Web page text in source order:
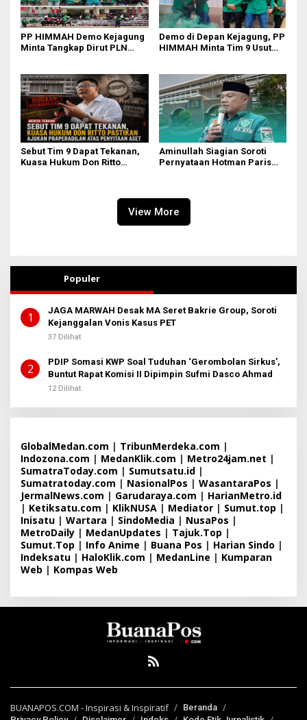
PP HIMMAH Demo Kejagung
Minta Tangkap Dirut PLN
Demo di Depan Kejagung, PP
HIMMAH Minta Tim 9 Usut
Sebut Tim 9 Dapat Tekanan,
Kuasa Hukum Don Ritto
Aminullah Siagian Soroti
Pernyataan Hotman Paris
View More
Populer
1
JAGA MARWAH Desak MA Seret Bakrie Group, Soroti
Kejanggalan Vonis Kasus PET
37 Dilihat
2
PDIP Somasi KWP Soal Tuduhan ‘Gerombolan Sirkus’,
Buntut Rapat Komisi II Dipimpin Sufmi Dasco Ahmad
12 Dilihat
GlobalMedan.com | TribunMerdeka.com |
Indozona.com | MedanKlik.com | Metro24jam.net |
SumatraToday.com | Sumutsatu.id |
Sumatratoday.com | NasionalPos | WasantaraPos |
JermalNews.com | Garudaraya.com | HarianMetro.id
| Ketiksatu.com | KlikNUSA | Mediator | Sumut.top |
Inisatu | Wartara | SindoMedia | NusaPos |
MetroDaily | MedanUpdates | Tajuk.Top |
Sumut.Top | Info Anime | Buana Pos | Harian Sindo |
Indeksatu | HaloKlik.com | MedanLine | Kumparan
Web | Kompas Web
BUANAPOS.COM - Inspirasi & Inspiratif
Beranda